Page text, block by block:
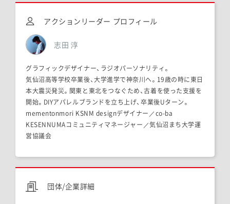
アクションリーダー プロフィール
志田 淳
グラフィックデザイナー、ラジオパーソナリティ。
気仙沼高等学校卒業後、大学進学で神奈川へ。19歳の時に東日
本大震災発災。関東と東北をつなぐため、古着を使った支援を
開始。DIYアパレルブランドを立ち上げ、卒業後Uターン。
mementonmori KSNM designデザイナー／co-ba
KESENNUMAコミュニティマネージャー／気仙沼まち大学運
営協議会
団体/企業詳細